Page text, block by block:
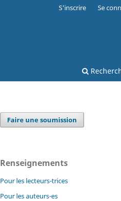
S'inscrire Se
Faire une soumission
Renseignements
Pour les lecteurs-trices
Pour les auteurs-es